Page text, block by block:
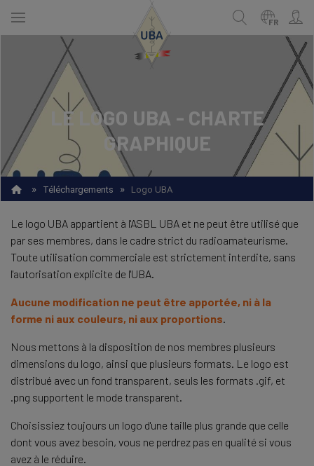
FR
NEDERLANDS
FRANÇAIS
RechercheLE LOGO UBA - CHARTE
GRAPHIQUE
» Téléchargements » Logo UBA
Le logo UBA appartient à l'ASBL UBA et ne peut être utilisé que
par ses membres, dans le cadre strict du radioamateurisme.
Toute utilisation commerciale est strictement interdite, sans
l'autorisation explicite de l'UBA.
Aucune modification ne peut être apportée, ni à la
forme ni aux couleurs, ni aux proportions.
Nous mettons à la disposition de nos membres plusieurs
dimensions du logo, ainsi que plusieurs formats. Le logo est
distribué avec un fond transparent, seuls les formats .gif, et
.png supportent le mode transparent.
Choisissiez toujours un logo d'une taille plus grande que celle
dont vous avez besoin, vous ne perdrez pas en qualité si vous
avez à le réduire.